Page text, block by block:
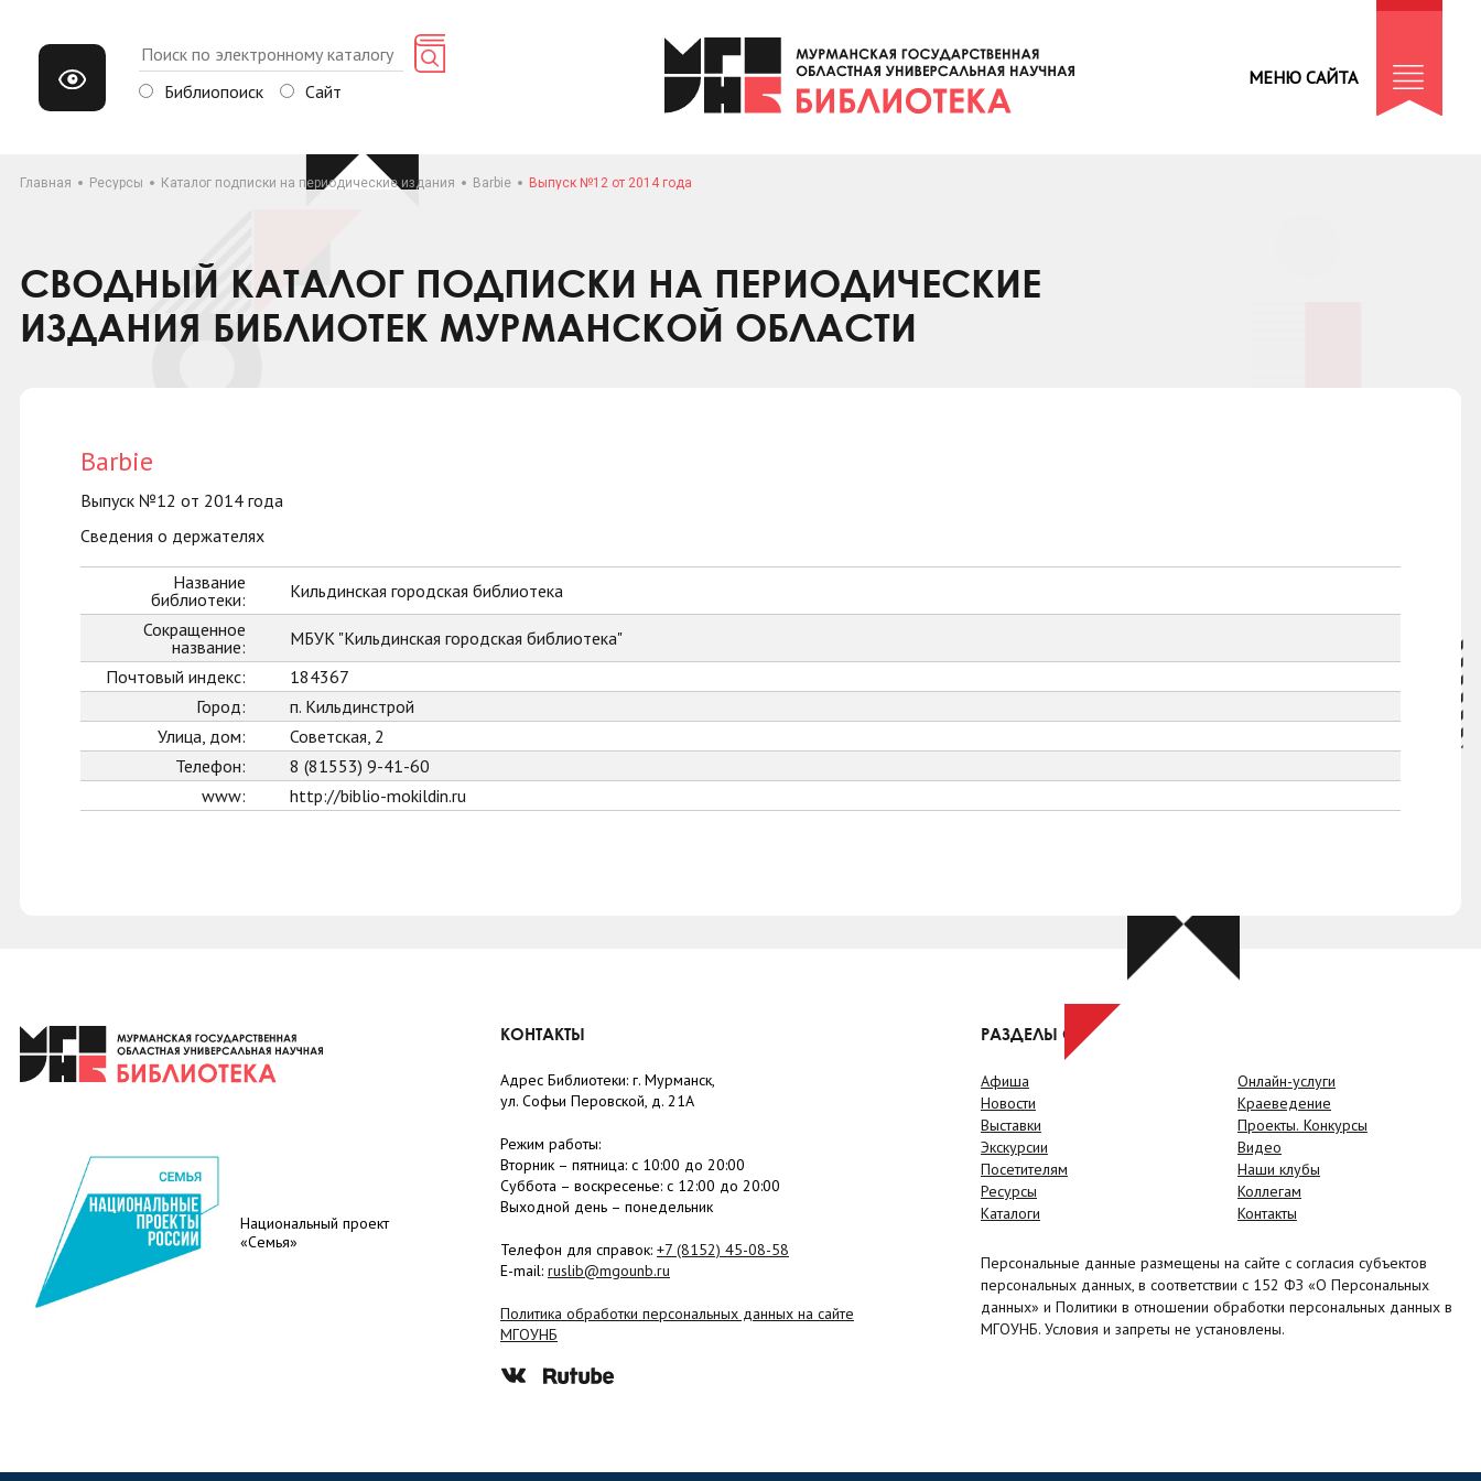
Библиопоиск Сайт
МЕНЮ САЙТА
Главная Ресурсы Каталог подписки на периодические издания Barbie Выпуск №12 от 2014 года
СВОДНЫЙ КАТАЛОГ ПОДПИСКИ НА ПЕРИОДИЧЕСКИЕ
ИЗДАНИЯ БИБЛИОТЕК МУРМАНСКОЙ ОБЛАСТИ
Barbie
Выпуск №12 от 2014 года
Сведения о держателях
Название
библиотеки:
Кильдинская городская библиотека
Сокращенное
название:
МБУК "Кильдинская городская библиотека"
Почтовый индекс:
184367
Город:
п. Кильдинстрой
Улица, дом:
Советская, 2
Телефон:
8 (81553) 9-41-60
www:
http://biblio-mokildin.ru
Национальный проект
«Семья»
КОНТАКТЫ
Адрес Библиотеки: г. Мурманск,
ул. Софьи Перовской, д. 21А
Режим работы:
Вторник – пятница: с 10:00 до 20:00
Суббота – воскресенье: c 12:00 до 20:00
Выходной день – понедельник
Телефон для справок: +7 (8152) 45-08-58
E-mail: ruslib@mgounb.ru
Политика обработки персональных данных на сайте
МГОУНБ
РАЗДЕЛЫ САЙТА
Афиша
Новости
Выставки
Экскурсии
Посетителям
Ресурсы
Каталоги
Онлайн-услуги
Краеведение
Проекты. Конкурсы
Видео
Наши клубы
Коллегам
Контакты
Персональные данные размещены на сайте с согласия субъектов
персональных данных, в соответствии с 152 ФЗ «О Персональных
данных» и Политики в отношении обработки персональных данных в
МГОУНБ. Условия и запреты не установлены.